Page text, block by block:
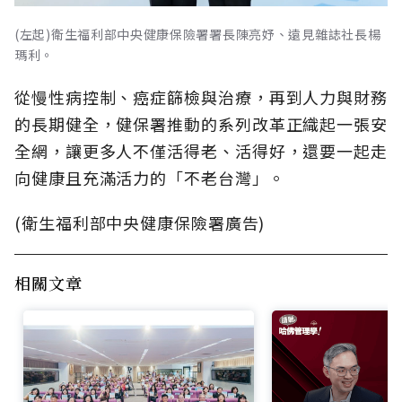
(左起)衛生福利部中央健康保險署署長陳亮妤、遠見雜誌社長楊
瑪利。
從慢性病控制、癌症篩檢與治療，再到人力與財務
的長期健全，健保署推動的系列改革正織起一張安
全網，讓更多人不僅活得老、活得好，還要一起走
向健康且充滿活力的「不老台灣」。
(衛生福利部中央健康保險署廣告)
相關文章